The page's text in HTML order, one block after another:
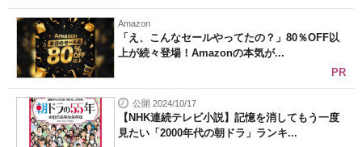
Amazon
「え、こんなセールやってたの？」80％OFF以
上が続々登場！Amazonの本気が...
PR
公開 2024/10/17
【NHK連続テレビ小説】記憶を消してもう一度
見たい「2000年代の朝ドラ」ランキ...